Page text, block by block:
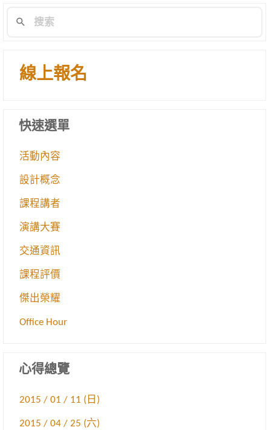
線上報名
快速選單
活動內容
設計概念
課程講者
演講大賽
交通資訊
課程評價
傑出榮耀
Office Hour
心得總覽
2015 / 01 / 11 (日)
2015 / 04 / 25 (六)